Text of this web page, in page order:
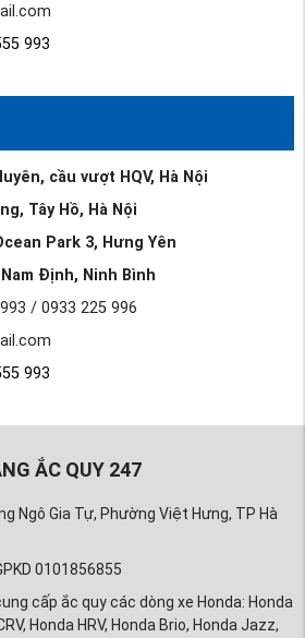
993
cầu vượt HQV, Hà Nội
Tây Hồ, Hà Nội
Park 3, Hưng Yên
Định, Ninh Bình
/ 0933 225 996
993
ẮC QUY 247
Ngô Gia Tự, Phường Việt Hưng, TP Hà
0101856855
cấp ắc quy các dòng xe Honda: Honda
Honda HRV, Honda Brio, Honda Jazz,